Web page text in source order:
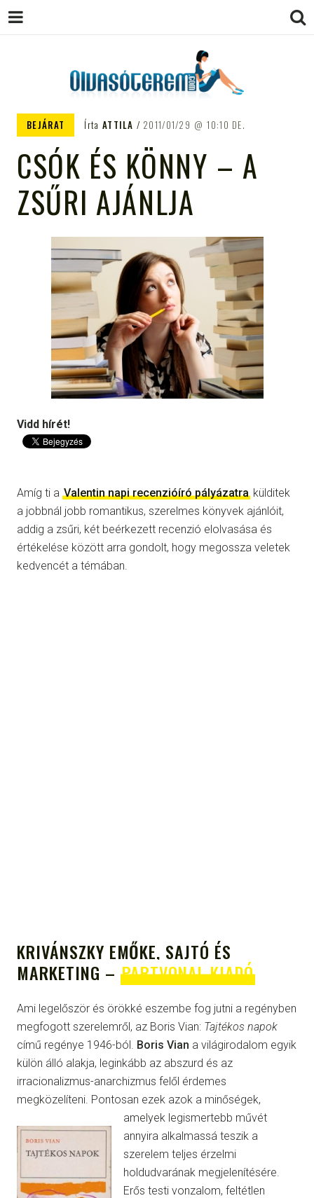
OLVASÓTEREM.COM – AZ
EGÉSZSÉGES OLVASÁS
TÁMOGATÓJA
BEJÁRAT Írta ATTILA 2011/01/29 10:10 DE.
CSÓK ÉS KÖNNY – A
ZSŰRI AJÁNLJA
Vidd hírét!
Amíg ti a Valentin napi recenzióíró pályázatra külditek
a jobbnál jobb romantikus, szerelmes könyvek ajánlóit,
addig a zsűri, két beérkezett recenzió elolvasása és
értékelése között arra gondolt, hogy megossza veletek
kedvencét a témában.
KRIVÁNSZKY EMŐKE, SAJTÓ ÉS
MARKETING – PARTVONAL KIADÓ
Ami legelőször és örökké eszembe fog jutni a regényben
megfogott szerelemről, az Boris Vian: Tajtékos napok
című regénye 1946-ból. Boris Vian a világirodalom egyik
külön álló alakja, leginkább az abszurd és az
irracionalizmus-anarchizmus felől érdemes
megközelíteni. Pontosan ezek azok a minőségek,
amelyek legismertebb művét
annyira alkalmassá teszik a
szerelem teljes érzelmi
holdudvarának megjelenítésére.
Erős testi vonzalom, feltétlen